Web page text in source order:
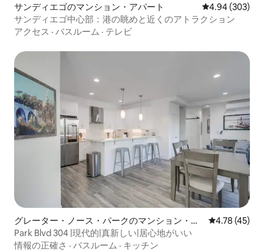
サンディエゴのマンション・アパート レビュー303
4.94 (303)
サンディエゴ中心部：港の眺めと近くのアトラクション
アクセス · バスルーム · テレビ
グレーター・ノース・パークのマンション・ア
パート
レビュー45
4.78 (45)
Park Blvd 304 |現代的|真新しい|居心地がいい
情報の正確さ · バスルーム · キッチン